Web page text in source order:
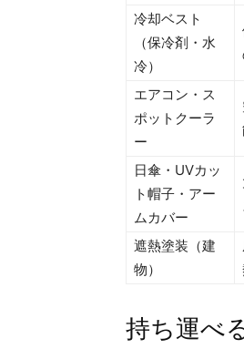
冷却ベスト
（保冷剤・水
冷）
エアコン・ス
ポットクーラ
ー
日傘・UVカッ
ト帽子・アー
ムカバー
遮熱塗装（建
物）
持ち運べ